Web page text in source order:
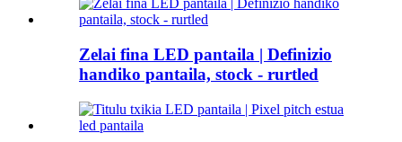
Zelai fina LED pantaila | Definizio
handiko pantaila, stock - rurtled